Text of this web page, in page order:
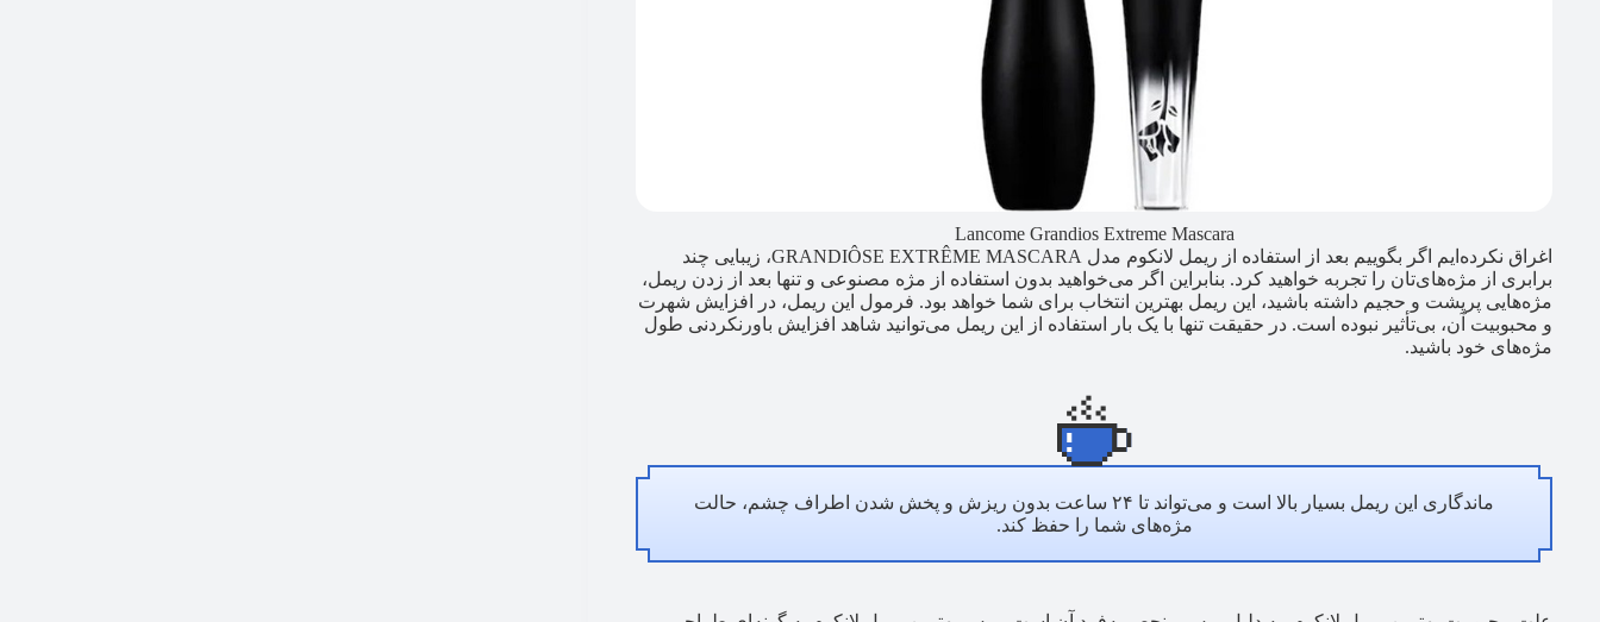
Lancome Grandios Extreme Mascara
اغراق نکرده‌ایم اگر بگوییم بعد از استفاده از ریمل لانکوم مدل GRANDIÔSE EXTRÊME MASCARA، زیبایی چند
برابری از مژه‌های‌تان را تجربه خواهید کرد. بنابراین اگر می‌خواهید بدون استفاده از مژه مصنوعی و تنها بعد از زدن ریمل،
مژه‌هایی پرپشت و حجیم داشته باشید، این ریمل بهترین انتخاب برای شما خواهد بود. فرمول این ریمل، در افزایش شهرت
و محبوبیت آن، بی‌تأثیر نبوده است. در حقیقت تنها با یک بار استفاده از این ریمل می‌توانید شاهد افزایش باورنکردنی طول
مژه‌های خود باشید.
ماندگاری این ریمل بسیار بالا است و می‌تواند تا ۲۴ ساعت بدون ریزش و پخش شدن اطراف چشم، حالت
مژه‌های شما را حفظ کند.